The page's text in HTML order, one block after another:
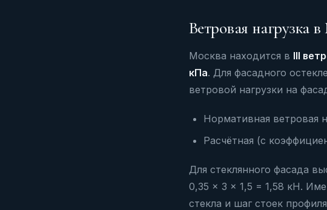
Ветровая нагрузка
Москва находится в III
кПа. Для фасадного
ветровой нагрузки на
Нормативная ветровая
Расчётная (с
Для стеклянного фасада
0,35 × 3 × 1,5 = 1,58 кН.
стекла и шаг стоек